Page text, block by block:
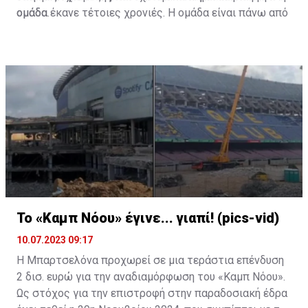
χρηματοπιστωτικό ίδρυμα και να της επιτρέψει να
ζητήσει κάποιο τραπεζικό δάνειο.
Κάπως έτσι, η ένεση των 35 εκατομμυρίων ευρώ θα
πρέπει να προέλθει από την πώληση παικτών, αλλά
και να υπάρξει αύξηση μετοχικού κεφαλαίου. Ένας από
τους ποδοσφαιριστές που είναι υπό παραχώρηση είναι
και ο Ντε Φρούτος, ο οποίος απασχολεί μεταξύ άλλων
και τον Ολυμπιακό.
ομάδα.
ομάδα έκανε τέτοιες χρονιές. Η ομάδα είναι πάνω από
Το «Καμπ Νόου» έγινε... γιαπί! (pics-vid)
10.07.2023 09:17
H Μπαρτσελόνα προχωρεί σε μια τεράστια επένδυση
2 δισ. ευρώ για την αναδιαμόρφωση του «Καμπ Νόου».
Ως στόχος για την επιστροφή στην παραδοσιακή έδρα